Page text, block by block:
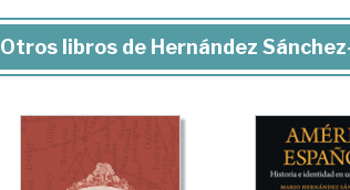
Otros libros de Hernández